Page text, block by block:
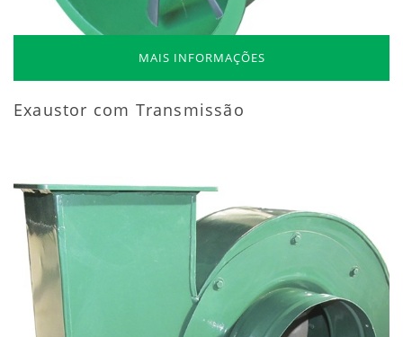
MAIS INFORMAÇÕES
Exaustor com Transmissão